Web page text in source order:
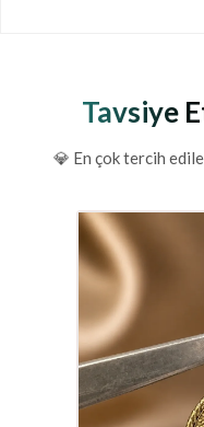
Tavsiye
💎 En çok tercih